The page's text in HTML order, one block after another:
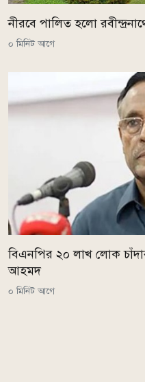
নীরবে পালিত হলো
০ মিনিট আগে
বিএনপির ২০ লাখ লোক
আহমদ
০ মিনিট আগে